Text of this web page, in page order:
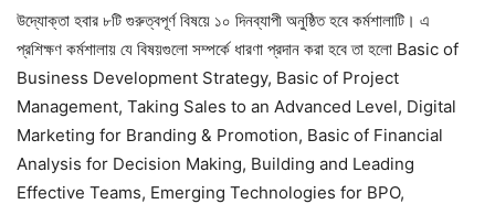
উদ্যোক্তা হবার ৮টি গুরুত্বপূর্ণ বিষয়ে ১০ দিনব্যাপী অনুষ্ঠিত হবে কর্মশালাটি। এ
প্রশিক্ষণ কর্মশালায় যে বিষয়গুলো সম্পর্কে ধারণা প্রদান করা হবে তা হলো Basic of
Business Development Strategy, Basic of Project
Management, Taking Sales to an Advanced Level, Digital
Marketing for Branding & Promotion, Basic of Financial
Analysis for Decision Making, Building and Leading
Effective Teams, Emerging Technologies for BPO,